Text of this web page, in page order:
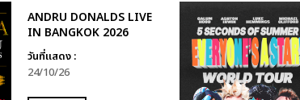
ANDRU DONALDS LIVE
IN BANGKOK 2026
วันที่แสดง :
24/10/26